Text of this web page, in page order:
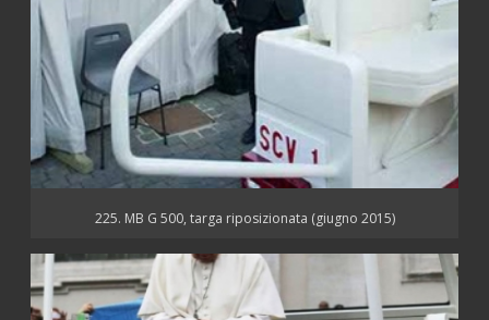
225. MB G 500, targa riposizionata (giugno 2015)